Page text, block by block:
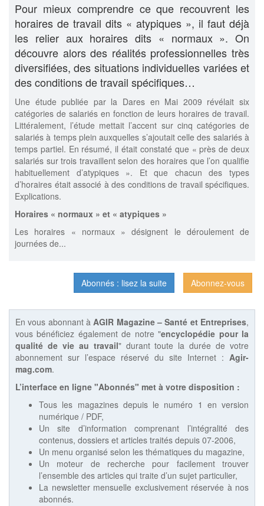
Pour mieux comprendre ce que recouvrent les
horaires de travail dits « atypiques », il faut déjà
les relier aux horaires dits « normaux ». On
découvre alors des réalités professionnelles très
diversifiées, des situations individuelles variées et
des conditions de travail spécifiques…
Une étude publiée par la Dares en Mai 2009 révélait six
catégories de salariés en fonction de leurs horaires de travail.
Littéralement, l’étude mettait l’accent sur cinq catégories de
salariés à temps plein auxquelles s’ajoutait celle des salariés à
temps partiel. En résumé, il était constaté que « près de deux
salariés sur trois travaillent selon des horaires que l’on qualifie
habituellement d’atypiques ». Et que chacun des types
d’horaires était associé à des conditions de travail spécifiques.
Explications.
Horaires « normaux » et « atypiques »
Les horaires « normaux » désignent le déroulement de
journées de...
Abonnez-vous
Abonnés : lisez la suite
En vous abonnant àAGIR Magazine – Santé et Entreprises,
vous bénéficiez également de notre "encyclopédie pour la
qualité de vie au travail" durant toute la durée de votre
abonnement sur l’espace réservé du site Internet : Agir-
mag.com.
L’interface en ligne "Abonnés" met à votre disposition :
Tous les magazines depuis le numéro 1 en version
numérique / PDF,
Un site d’information comprenant l’intégralité des
contenus, dossiers et articles traités depuis 07-2006,
Un menu organisé selon les thématiques du magazine,
Un moteur de recherche pour facilement trouver
l’ensemble des articles qui traite d’un sujet particulier,
La newsletter mensuelle exclusivement réservée à nos
abonnés.